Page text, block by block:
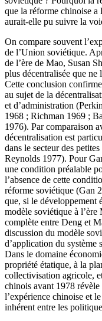
que la réforme chinoise a
aurait-elle pu suivre la
On compare souvent
de l’Union soviétique.
de l’ère de Mao, Susan
plus décentralisée que
Cette conclusion
au sujet de la
et d’administration
1968 ; Richman 1969 ;
1976). Par comparaison
décentralisation est
dans le secteur des
Reynolds 1977). Pour
une condition préalable
l’absence de cette
réforme soviétique (Gan
que, si le développement
modèle soviétique à
complète entre Deng et
discussion du modèle
d’application du système
Dans le domaine
propriété étatique, à la
collectivisation agricole,
chinois avant 1978
l’expérience chinoise et
inhérent entre les